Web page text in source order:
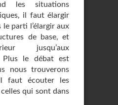
les situations
il faut élargir
le parti l’élargir aux
de base, et
jusqu’aux
Plus le débat est
nous trouverons
faut écouter les
celles qui sont dans